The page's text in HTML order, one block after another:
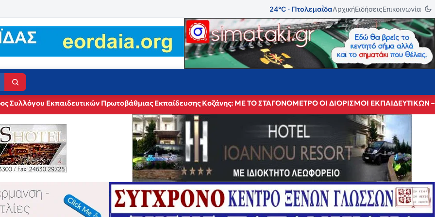
24°C · ΠτολεμαΐδαΑρχικήΕιδήσειςΕπικοινωνία
Συλλόγου Εκπαιδευτικών Πρωτοβάθμιας Εκπαίδευσης Κοζάνης: ΜΕ ΤΟ ΣΤΑΓΟΝΟΜΕΤΡΟ ΟΙ ΔΙΟΡΙΣΜΟΙ